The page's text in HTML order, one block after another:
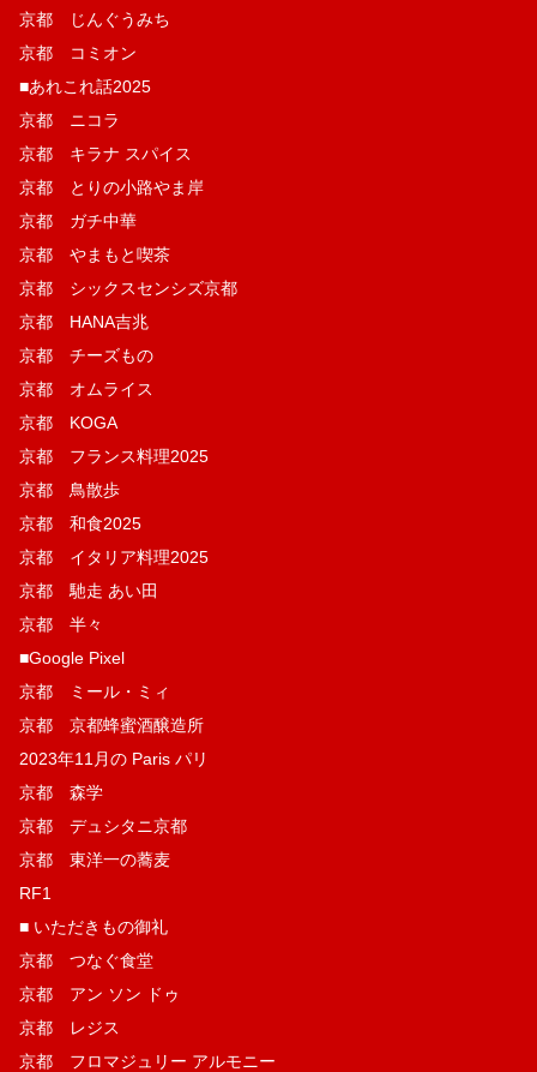
京都 じんぐうみち
京都 コミオン
■あれこれ話2025
京都 ニコラ
京都 キラナ スパイス
京都 とりの小路やま岸
京都 ガチ中華
京都 やまもと喫茶
京都 シックスセンシズ京都
京都 HANA吉兆
京都 チーズもの
京都 オムライス
京都 KOGA
京都 フランス料理2025
京都 鳥散歩
京都 和食2025
京都 イタリア料理2025
京都 馳走 あい田
京都 半々
■Google Pixel
京都 ミール・ミィ
京都 京都蜂蜜酒醸造所
2023年11月の Paris パリ
京都 森学
京都 デュシタニ京都
京都 東洋一の蕎麦
RF1
■ いただきもの御礼
京都 つなぐ食堂
京都 アン ソン ドゥ
京都 レジス
京都 フロマジュリー アルモニー